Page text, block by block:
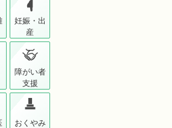
妊娠・出
産
障がい者
支援
おくやみ